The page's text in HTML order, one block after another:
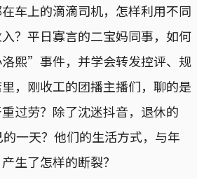
车上的滴滴司机，怎样利用不同
？平日寡言的二宝妈同事，如何
熙”事件，并学会转发控评、规
，刚收工的团播主播们，聊的是
过劳？除了沈迷抖音，退休的
一天？他们的生活方式，与年
生了怎样的断裂？